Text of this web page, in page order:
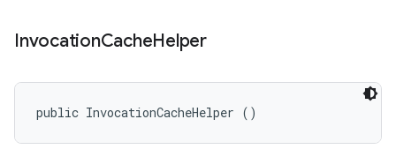
InvocationCacheHelper
public InvocationCacheHelper ()